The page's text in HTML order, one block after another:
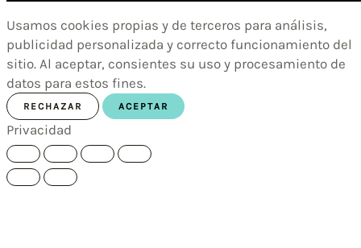
Usamos cookies propias y de terceros para análisis,
publicidad personalizada y correcto funcionamiento del
sitio. Al aceptar, consientes su uso y procesamiento de
datos para estos fines.
RECHAZAR ACEPTAR
Privacidad